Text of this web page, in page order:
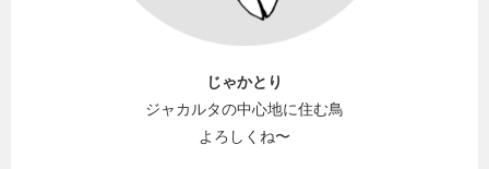
じゃかとり
ジャカルタの中心地に住む鳥
よろしくね〜